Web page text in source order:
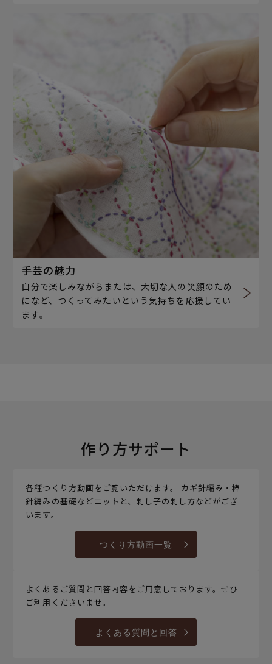
手芸の魅力
自分で楽しみながらまたは、大切な人の笑顔のため
になど、つくってみたいという気持ちを応援してい
ます。
作り方サポート
各種つくり方動画をご覧いただけます。 カギ針編み・棒
針編みの基礎などニットと、刺し子の刺し方などがござ
います。
つくり方動画一覧
よくあるご質問と回答内容をご用意しております。ぜひ
ご利用くださいませ。
よくある質問と回答